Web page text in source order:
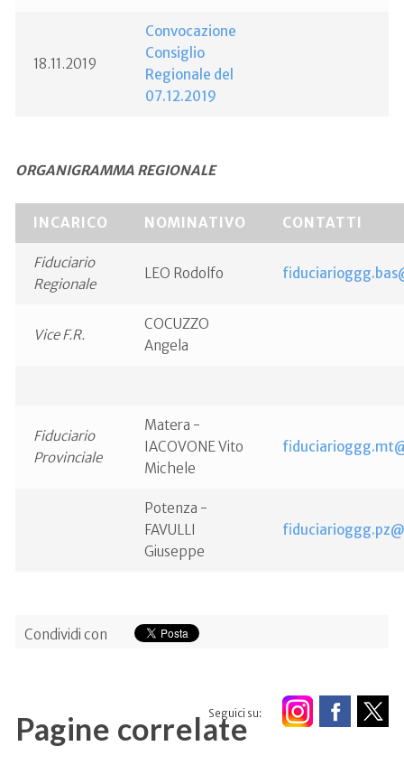
18.11.2019
Convocazione
Consiglio
Regionale del
07.12.2019
ORGANIGRAMMA REGIONALE
INCARICO NOMINATIVO CONTATTI
Fiduciario
Regionale
LEO Rodolfo
Vice F.R.
COCUZZO
Angela
Fiduciario
Provinciale
Matera -
IACOVONE Vito
Michele
Potenza -
FAVULLI
Giuseppe
Condividi con
Seguici su:
Pagine correlate